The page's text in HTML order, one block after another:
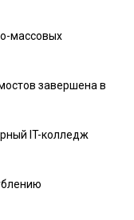
массовых
завершена в
IT-колледж